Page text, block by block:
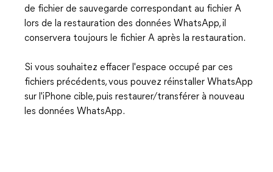
de fichier de sauvegarde correspondant au fichier A
lors de la restauration des données WhatsApp, il
conservera toujours le fichier A après la restauration.
Si vous souhaitez effacer l'espace occupé par ces
fichiers précédents, vous pouvez réinstaller WhatsApp
sur l'iPhone cible, puis restaurer/transférer à nouveau
les données WhatsApp.